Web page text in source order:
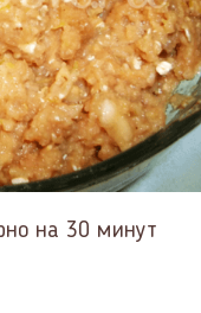
на 30 минут